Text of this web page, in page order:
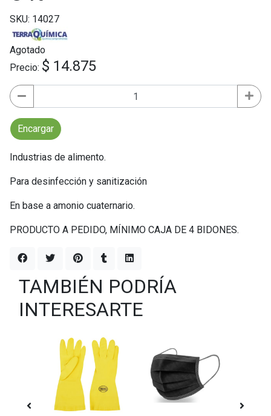
SKU: 14027
Agotado
Precio: $ 14.875
Encargar
Industrias de alimento.
Para desinfección y sanitización
En base a amonio cuaternario.
PRODUCTO A PEDIDO, MÍNIMO CAJA DE 4 BIDONES.
TAMBIÉN PODRÍA
INTERESARTE